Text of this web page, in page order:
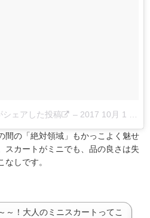
ェアした投稿 – 2017 10月 1 8:49午前 PDT
間の「絶対領域」もかっこよく魅せ
スカートがミニでも、品の良さは失
しです。
～！大人のミニスカートってこ